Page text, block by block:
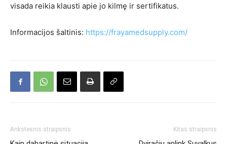
visada reikia klausti apie jo kilmę ir sertifikatus.
Informacijos šaltinis: https://frayamedsupply.com/
Ankstesnis straipsnis Kitas straipsnis